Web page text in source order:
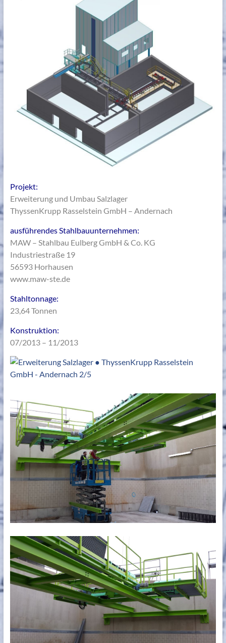
Projekt:
Erweiterung und Umbau Salzlager
ThyssenKrupp Rasselstein GmbH – Andernach
ausführendes Stahlbauunternehmen:
MAW – Stahlbau Eulberg GmbH & Co. KG
Industriestraße 19
56593 Horhausen
www.maw-ste.de
Stahltonnage:
23,64 Tonnen
Konstruktion:
07/2013 – 11/2013